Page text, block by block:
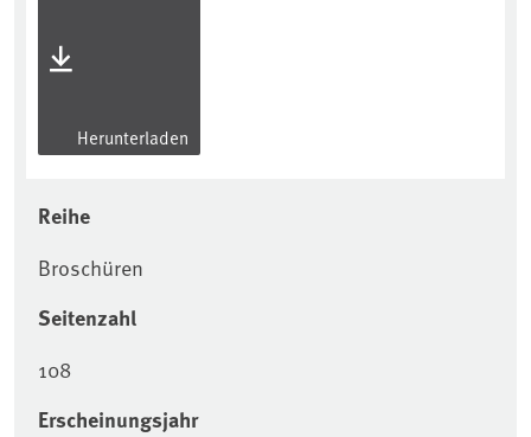
Herunterladen
Reihe
Broschüren
Seitenzahl
108
Erscheinungsjahr